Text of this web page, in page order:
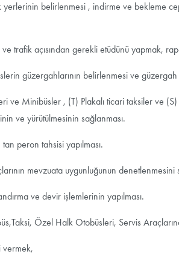
belirlenmesi , indirme ve bekleme
trafik açısından gerekli etüdünü yapmak,
güzergahlarının belirlenmesi ve güzergah
Minibüsler , (T) Plakalı ticari taksiler ve (S)
ve yürütülmesinin sağlanması.
peron tahsisi yapılması.
mevzuata uygunluğunun denetlenmesini
ve devir işlemlerinin yapılması.
Özel Halk Otobüsleri, Servis
vermek,